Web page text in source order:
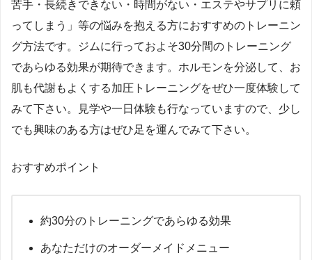
苦手・長続きできない・時間がない・エステやサプリに頼
ってしまう」等の悩みを抱える方におすすめのトレーニン
グ方法です。ジムに行っておよそ30分間のトレーニング
であらゆる効果が期待できます。ホルモンを分泌して、お
肌も代謝もよくする加圧トレーニングをぜひ一度体験して
みて下さい。見学や一日体験も行なっていますので、少し
でも興味のある方はぜひ足を運んでみて下さい。
おすすめポイント
約30分のトレーニングであらゆる効果
あなただけのオーダーメイドメニュー